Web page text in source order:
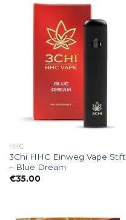
HHC
3Chi HHC Einweg Vape Stift
– Blue Dream
€35.00